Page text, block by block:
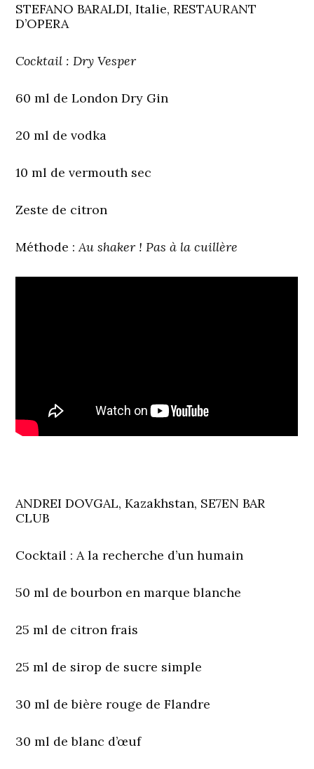
STEFANO BARALDI, Italie, RESTAURANT
D’OPERA
Cocktail : Dry Vesper
60 ml de London Dry Gin
20 ml de vodka
10 ml de vermouth sec
Zeste de citron
Méthode :Au shaker ! Pas à la cuillère
ANDREI DOVGAL, Kazakhstan, SE7EN BAR
CLUB
Cocktail : A la recherche d’un humain
50 ml de bourbon en marque blanche
25 ml de citron frais
25 ml de sirop de sucre simple
30 ml de bière rouge de Flandre
30 ml de blanc d’œuf